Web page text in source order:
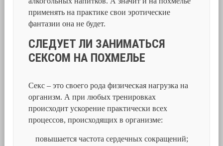
применять на практике свои эротические
фантазии она не будет.
СЛЕДУЕТ ЛИ ЗАНИМАТЬСЯ
СЕКСОМ НА ПОХМЕЛЬЕ
Секс – это своего рода физическая нагрузка на
организм. А при любых тренировках
происходит ускорение практически всех
процессов, происходящих в организме:
повышается частота сердечных сокращений;